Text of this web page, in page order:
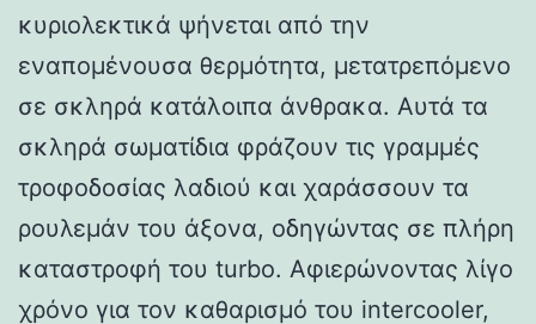
κυριολεκτικά ψήνεται από την
εναπομένουσα θερμότητα, μετατρεπόμενο
σε σκληρά κατάλοιπα άνθρακα. Αυτά τα
σκληρά σωματίδια φράζουν τις γραμμές
τροφοδοσίας λαδιού και χαράσσουν τα
ρουλεμάν του άξονα, οδηγώντας σε πλήρη
καταστροφή του turbo. Αφιερώνοντας λίγο
χρόνο για τον καθαρισμό του intercooler,